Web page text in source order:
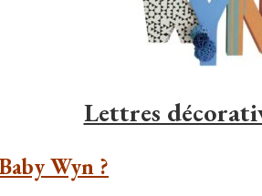
Lettres
Wyn ?